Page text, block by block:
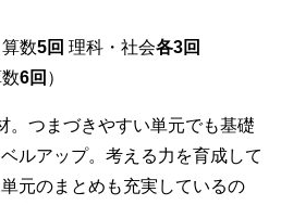
算数5回 理科・社会各3回
6回 ）
。つまづきやすい単元でも基礎
ルアップ。考える力を育成して
元のまとめも充実しているの